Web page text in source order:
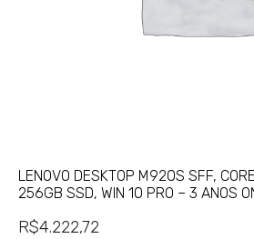
LENOVO DESKTOP M920S SFF,
256GB SSD, WIN 10 PRO – 3 ANOS
R$4.222,72